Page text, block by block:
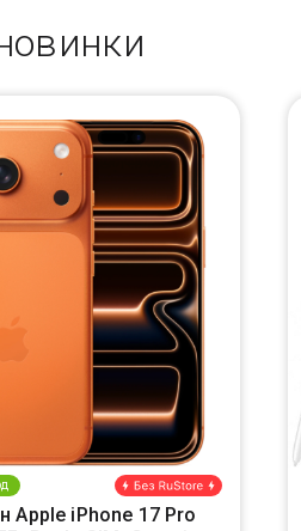
Apple iPhone 17 Pro